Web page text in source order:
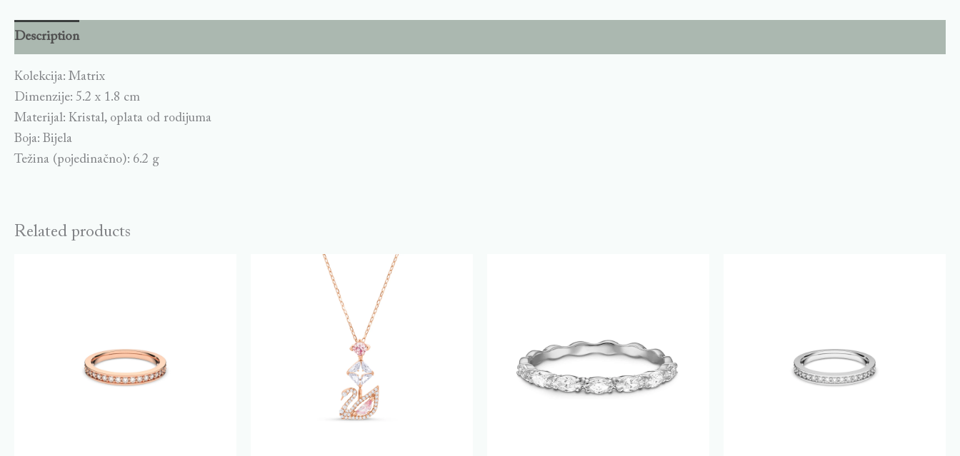
Description
Kolekcija: Matrix
Dimenzije: 5.2 x 1.8 cm
Materijal: Kristal, oplata od rodijuma
Boja: Bijela
Težina (pojedinačno): 6.2 g
Related products